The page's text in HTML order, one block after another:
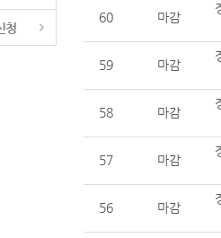
청
60 마감
59 마감
58 마감
57 마감
56 마감